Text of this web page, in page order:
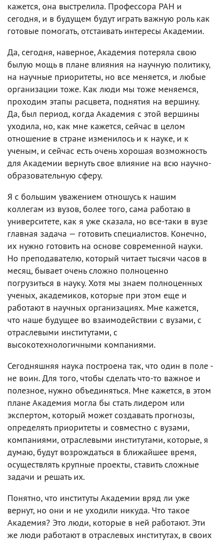
кажется, она выстрелила. Профессора РАН и
сегодня, и в будущем будут играть важную роль как
готовые помогать, отстаивать интересы Академии.
Да, сегодня, наверное, Академия потеряла свою
былую мощь в плане влияния на научную политику,
на научные приоритеты, но все меняется, и любые
организации тоже. Как люди мы тоже меняемся,
проходим этапы расцвета, поднятия на вершину.
Да, был период, когда Академия с этой вершины
уходила, но, как мне кажется, сейчас в целом
отношение в стране изменилось и к науке, и к
ученым, и сейчас есть очень хорошая возможность
для Академии вернуть свое влияние на всю научно-
образовательную сферу.
Я с большим уважением отношусь к нашим
коллегам из вузов, более того, сама работаю в
университете, как я уже сказала, но все-таки в вузе
главная задача — готовить специалистов. Конечно,
их нужно готовить на основе современной науки.
Но преподавателю, который читает тысячи часов в
месяц, бывает очень сложно полноценно
погрузиться в науку. Хотя мы знаем полноценных
ученых, академиков, которые при этом еще и
работают в научных организациях. Мне кажется,
что наше будущее во взаимодействии с вузами, с
отраслевыми институтами, с
высокотехнологичными компаниями.
Сегодняшняя наука построена так, что один в поле -
не воин. Для того, чтобы сделать что-то важное и
полезное, нужно объединяться. Мне кажется, в этом
плане Академия могла бы стать лидером или
экспертом, который может создавать прогнозы,
определять приоритеты и совместно с вузами,
компаниями, отраслевыми институтами, которые, я
думаю, будут возрождаться в ближайшее время,
осуществлять крупные проекты, ставить сложные
задачи и решать их.
Понятно, что институты Академии вряд ли уже
вернут, но они и не уходили никуда. Что такое
Академия? Это люди, которые в ней работают. Эти
же люди работают в отраслевых институтах, в своих